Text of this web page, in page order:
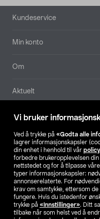
Vi bruker
Ved å trykke på «Godta alle
lagrer informasjonskapsler
din enhet i henhold til vår
forbedre brukeropplevelsen
nettstedet og for å tilpasse
typer informasjonskapsler:
annonserelaterte. For
krav om samtykke, ettersom
fungere. Hvis du istedenfor
trykke på «Innstillinger». Ditt
tilbake når som helst ved å
Bunntekst
Kundeservice
Min konto
Om
Aktuelt
Våre selskaper
SE